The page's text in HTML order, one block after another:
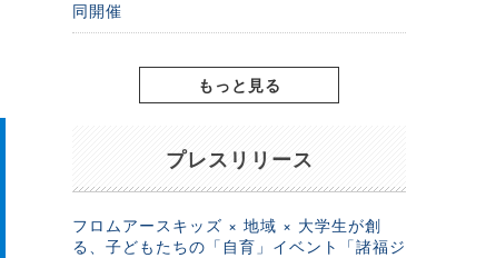
同開催
もっと見る
プレスリリース
フロムアースキッズ × 地域 × 大学生が創
る、子どもたちの「自育」イベント「諸福ジ